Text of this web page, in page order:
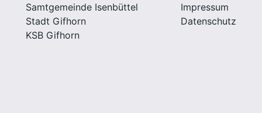
Samtgemeinde Isenbüttel
Stadt Gifhorn
KSB Gifhorn
Impressum
Datenschutz